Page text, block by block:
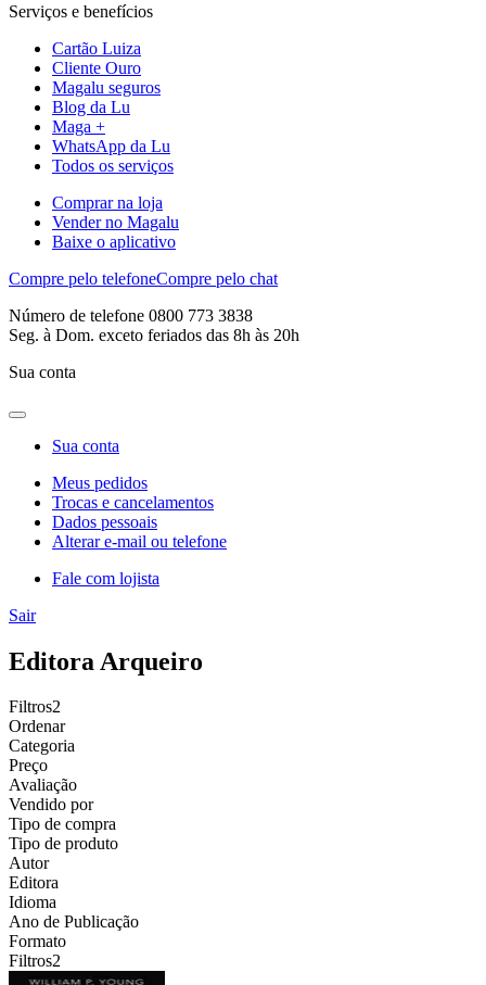
Serviços e benefícios
Cartão Luiza
Cliente Ouro
Magalu seguros
Blog da Lu
Maga +
WhatsApp da Lu
Todos os serviços
Comprar na loja
Vender no Magalu
Baixe o aplicativo
Compre pelo telefoneCompre pelo chat
Número de telefone 0800 773 3838
Seg. à Dom. exceto feriados das 8h às 20h
Sua conta
Sua conta
Meus pedidos
Trocas e cancelamentos
Dados pessoais
Alterar e-mail ou telefone
Fale com lojista
Sair
Editora Arqueiro
Filtros2
Ordenar
Categoria
Preço
Avaliação
Vendido por
Tipo de compra
Tipo de produto
Autor
Editora
Idioma
Ano de Publicação
Formato
Filtros2